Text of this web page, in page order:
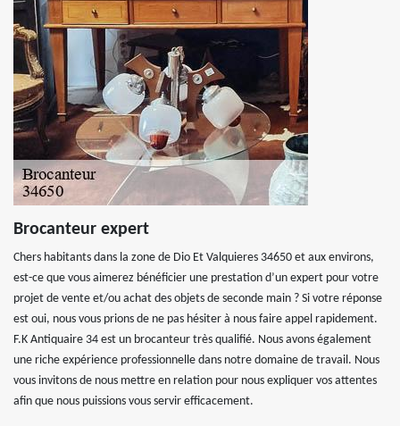
Brocanteur expert
Chers habitants dans la zone de Dio Et Valquieres 34650 et aux environs,
est-ce que vous aimerez bénéficier une prestation d’un expert pour votre
projet de vente et/ou achat des objets de seconde main ? Si votre réponse
est oui, nous vous prions de ne pas hésiter à nous faire appel rapidement.
F.K Antiquaire 34 est un brocanteur très qualifié. Nous avons également
une riche expérience professionnelle dans notre domaine de travail. Nous
vous invitons de nous mettre en relation pour nous expliquer vos attentes
afin que nous puissions vous servir efficacement.